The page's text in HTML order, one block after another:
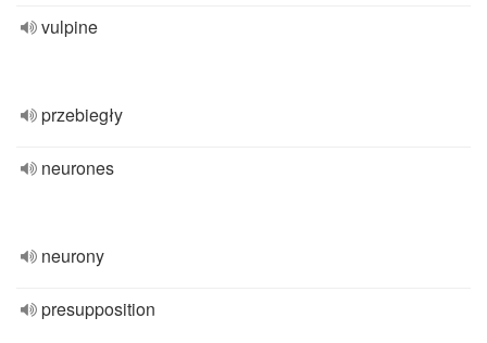
vulpine
przebiegły
neurones
neurony
presupposition